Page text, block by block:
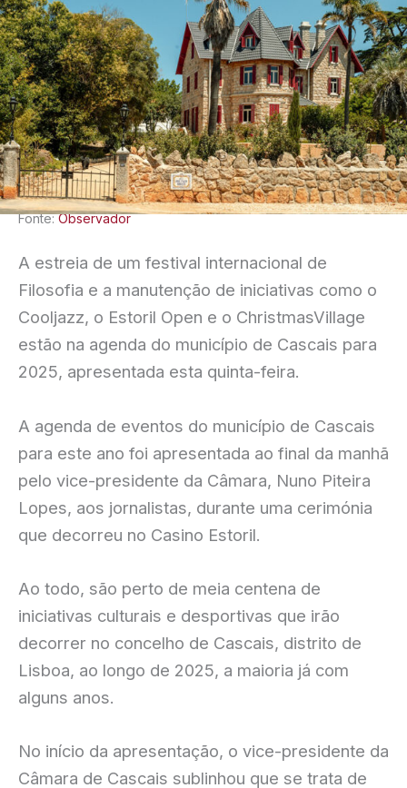
Fonte:Observador
A estreia de um festival internacional de
Filosofia e a manutenção de iniciativas como o
Cooljazz, o Estoril Open e o ChristmasVillage
estão na agenda do município de Cascais para
2025, apresentada esta quinta-feira.
A agenda de eventos do município de Cascais
para este ano foi apresentada ao final da manhã
pelo vice-presidente da Câmara, Nuno Piteira
Lopes, aos jornalistas, durante uma cerimónia
que decorreu no Casino Estoril.
Ao todo, são perto de meia centena de
iniciativas culturais e desportivas que irão
decorrer no concelho de Cascais, distrito de
Lisboa, ao longo de 2025, a maioria já com
alguns anos.
No início da apresentação, o vice-presidente da
Câmara de Cascais sublinhou que se trata de